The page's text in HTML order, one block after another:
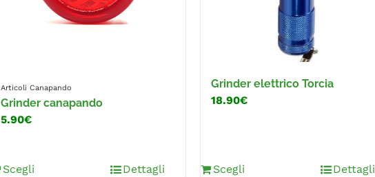
Articoli Canapando
Grinder canapando
5.90€
Scegli Dettagli
Grinder elettrico Torcia
18.90€
Scegli Dettagli